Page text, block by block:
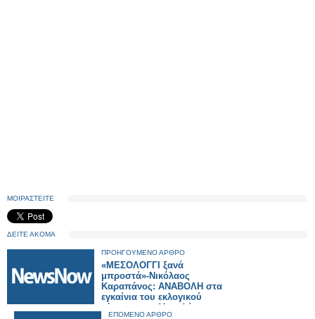
ΜΟΙΡΑΣΤΕΙΤΕ
ΔΕΙΤΕ ΑΚΟΜΑ
ΠΡΟΗΓΟΥΜΕΝΟ ΑΡΘΡΟ
«ΜΕΣΟΛΟΓΓΙ ξανά
μπροστά»-Νικόλαος
Καραπάνος: ΑΝΑΒΟΛΗ στα
εγκαίνια του εκλογικού
κέντρου στο Μεσολόγγι.
ΕΠΟΜΕΝΟ ΑΡΘΡΟ